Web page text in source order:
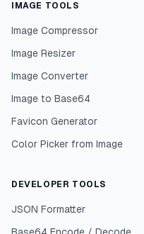
IMAGE TOOLS
Image Compressor
Image Resizer
Image Converter
Image to Base64
Favicon Generator
Color Picker from Image
DEVELOPER TOOLS
JSON Formatter